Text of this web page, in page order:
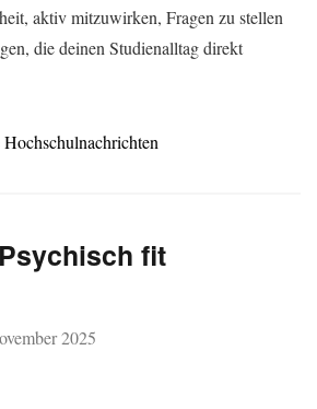
aktiv mitzuwirken, Fragen zu stellen
die deinen Studienalltag direkt
Hochschulnachrichten
fit
2025